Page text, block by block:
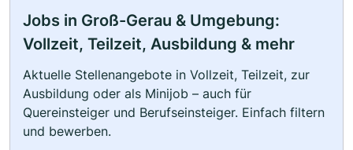
Jobs in Groß-Gerau & Umgebung:
Vollzeit, Teilzeit, Ausbildung & mehr
Aktuelle Stellenangebote in Vollzeit, Teilzeit, zur
Ausbildung oder als Minijob – auch für
Quereinsteiger und Berufseinsteiger. Einfach filtern
und bewerben.